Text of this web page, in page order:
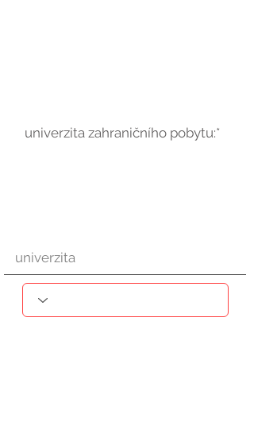
univerzita zahraničního pobytu:*